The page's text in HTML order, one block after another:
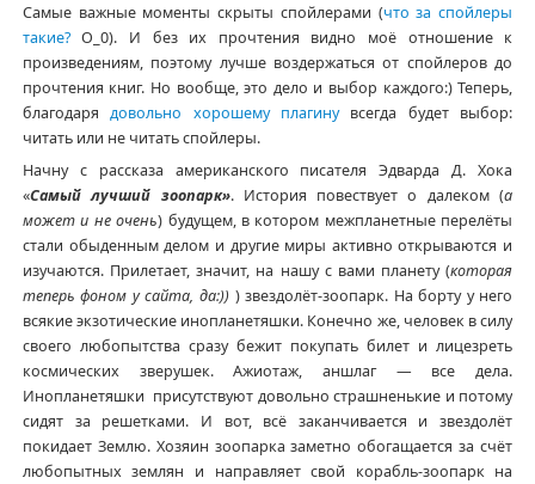
Самые важные моменты скрыты спойлерами (что за спойлеры
такие?О_0). И без их прочтения видно моё отношение к
произведениям, поэтому лучше воздержаться от спойлеров до
прочтения книг. Но вообще, это дело и выбор каждого:) Теперь,
благодарядовольно хорошему плагинувсегда будет выбор:
читать или не читать спойлеры.
Начну с рассказа американского писателя Эдварда Д. Хока
«Самый лучший зоопарк». История повествует о далеком (а
может и не очень) будущем, в котором межпланетные перелёты
стали обыденным делом и другие миры активно открываются и
изучаются. Прилетает, значит, на нашу с вами планету (которая
теперь фоном у сайта, да:)) ) звездолёт-зоопарк. На борту у него
всякие экзотические инопланетяшки. Конечно же, человек в силу
своего любопытства сразу бежит покупать билет и лицезреть
космических зверушек. Ажиотаж, аншлаг — все дела.
Инопланетяшки присутствуют довольно страшненькие и потому
сидят за решетками. И вот, всё заканчивается и звездолёт
покидает Землю. Хозяин зоопарка заметно обогащается за счёт
любопытных землян и направляет свой корабль-зоопарк на